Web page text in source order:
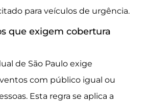
para veículos de urgência.
que exigem cobertura
de São Paulo exige
com público igual ou
Esta regra se aplica a